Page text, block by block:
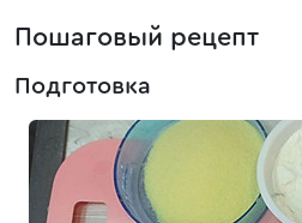
Пошаговый рецепт
Подготовка